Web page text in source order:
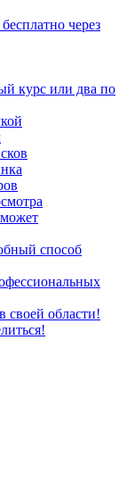
через
курс или два по
способ
своей области!